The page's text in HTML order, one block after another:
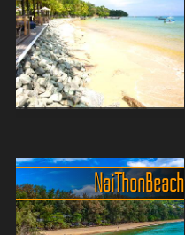
Phuket
Der Bang Tao Beach liegt im
Nordwesten von Phuket und
Nai Thon Beach